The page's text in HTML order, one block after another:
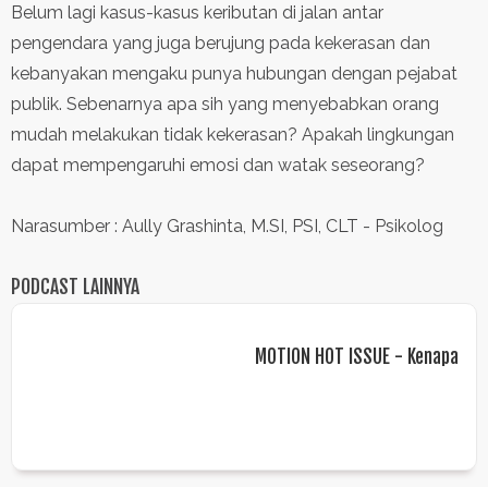
Belum lagi kasus-kasus keributan di jalan antar
pengendara yang juga berujung pada kekerasan dan
kebanyakan mengaku punya hubungan dengan pejabat
publik. Sebenarnya apa sih yang menyebabkan orang
mudah melakukan tidak kekerasan? Apakah lingkungan
dapat mempengaruhi emosi dan watak seseorang?
Narasumber : Aully Grashinta, M.SI, PSI, CLT - Psikolog
PODCAST LAINNYA
MOTION HOT ISSUE - Kenapa